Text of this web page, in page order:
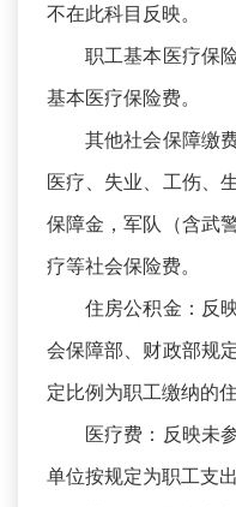
不在此科目反映。
职工基本医疗保险
基本医疗保险费。
其他社会保障缴费
医疗、失业、工伤、
保障金，军队（含武
疗等社会保险费。
住房公积金：反映
会保障部、财政部规
定比例为职工缴纳的
医疗费：反映未参
单位按规定为职工支